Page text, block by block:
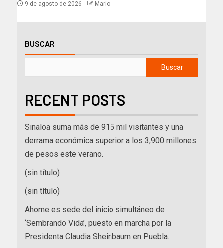
9 de agosto de 2026 Mario
BUSCAR
Buscar
RECENT POSTS
Sinaloa suma más de 915 mil visitantes y una
derrama económica superior a los 3,900 millones
de pesos este verano.
(sin título)
(sin título)
Ahome es sede del inicio simultáneo de
‘Sembrando Vida’, puesto en marcha por la
Presidenta Claudia Sheinbaum en Puebla.